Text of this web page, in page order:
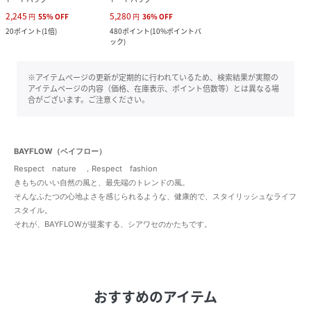
2,245 円 55%OFF
20ポイント(1倍)
5,280 円 36%OFF
480ポイント(10%ポイントバ
ック)
※アイテムページの更新が定期的に行われているため、検索結果が実際の
アイテムページの内容（価格、在庫表示、ポイント倍数等）とは異なる場
合がございます。ご注意ください。
BAYFLOW（ベイフロー）
Respect nature ，Respect fashion
きもちのいい自然の風と、最先端のトレンドの風。
そんなふたつの心地よさを感じられるような、健康的で、スタイリッシュなライフ
スタイル。
それが、BAYFLOWが提案する、シアワセのかたちです。
おすすめのアイテム